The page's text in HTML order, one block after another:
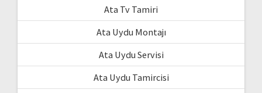
Ata Tv Tamiri
Ata Uydu Montajı
Ata Uydu Servisi
Ata Uydu Tamircisi